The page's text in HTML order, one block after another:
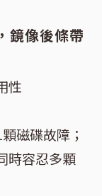
鏡像後條帶
性
磁碟故障；
時容忍多顆